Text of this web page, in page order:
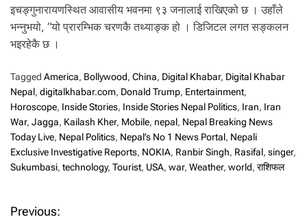
इचङ्गुनारायणस्थित आवासीय भवनमा ९३ जनालाई राखिएको छ । उहाँले
भन्नुभयो, “यो प्रारम्भिक चरणकै तथ्याङ्क हो । डिजिटल लगत सङ्कलन
भइरहेकै छ ।
Tagged America, Bollywood, China, Digital Khabar, Digital Khabar
Nepal, digitalkhabar.com, Donald Trump, Entertainment,
Horoscope, Inside Stories, Inside Stories Nepal Politics, Iran, Iran
War, Jagga, Kailash Kher, Mobile, nepal, Nepal Breaking News
Today Live, Nepal Politics, Nepal’s No 1 News Portal, Nepali
Exclusive Investigative Reports, NOKIA, Ranbir Singh, Rasifal, singer,
Sukumbasi, technology, Tourist, USA, war, Weather, world, राशिफल
Previous: